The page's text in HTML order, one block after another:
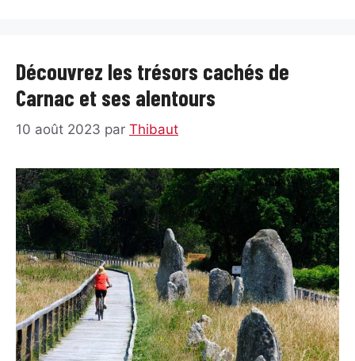
Découvrez les trésors cachés de
Carnac et ses alentours
10 août 2023 par Thibaut